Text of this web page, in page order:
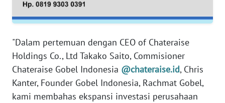
"Dalam pertemuan dengan CEO of Chateraise
Holdings Co., Ltd Takako Saito, Commisioner
Chateraise Gobel Indonesia @chateraise.id, Chris
Kanter, Founder Gobel Indonesia, Rachmat Gobel,
kami membahas ekspansi investasi perusahaan
WN
RIAU
WN
SERAMBI
WN
JAMBI